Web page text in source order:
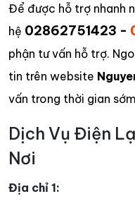
Để được hỗ trợ nhanh
hệ 02862751423 -
phận tư vấn hỗ trợ.
tin trên website
vấn trong thời gian
Dịch Vụ Điện
Nơi
Địa chỉ 1: